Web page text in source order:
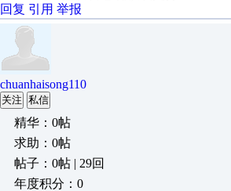
回复 引用 举报
chuanhaisong110
关注 私信
精华：0帖
求助：0帖
帖子：0帖 | 29回
年度积分：0